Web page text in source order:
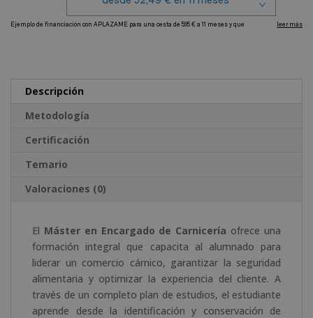
Descripción
Metodología
Certificación
Temario
Valoraciones (0)
El Máster en Encargado de Carnicería ofrece una
formación integral que capacita al alumnado para
liderar un comercio cárnico, garantizar la seguridad
alimentaria y optimizar la experiencia del cliente. A
través de un completo plan de estudios, el estudiante
aprende desde la identificación y conservación de